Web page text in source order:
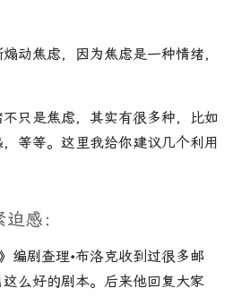
动焦虑，因为焦虑是一种情绪，
只是焦虑，其实有很多种，比如
等等。这里我给你建议几个利用
感：
编剧查理•布洛克收到过很多邮
么好的剧本。后来他回复大家